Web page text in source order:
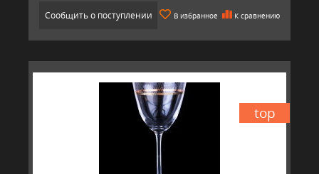
Сообщить о поступлении В избранное К сравнению
top